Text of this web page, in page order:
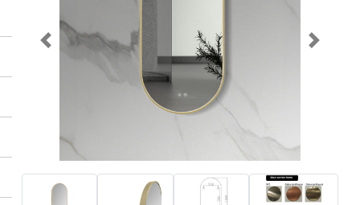
Previous Next